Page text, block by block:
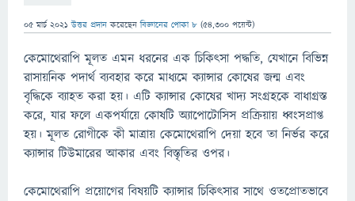
05 মার্চ 2021 উত্তর প্রদান করেছেনবিজ্ঞানের পোকা ৮ (54,300 পয়েন্ট)
কেমোথেরাপি মূলত এমন ধরনের এক চিকিৎসা পদ্ধতি, যেখানে বিভিন্ন
রাসায়নিক পদার্থ ব্যবহার করে মাধ্যমে ক্যান্সার কোষের জন্ম এবং
বৃদ্ধিকে ব্যাহত করা হয়। এটি ক্যান্সার কোষের খাদ্য সংগ্রহকে বাধাগ্রস্ত
করে, যার ফলে একপর্যায়ে কোষটি অ্যাপোটোসিস প্রক্রিয়ায় ধ্বংসপ্রাপ্ত
হয়। মূলত রোগীকে কী মাত্রায় কেমোথেরাপি দেয়া হবে তা নির্ভর করে
ক্যান্সার টিউমারের আকার এবং বিস্তৃতির ওপর।
কেমোথেরাপি প্রয়োগের বিষয়টি ক্যান্সার চিকিৎসার সাথে ওতপ্রোতভাবে